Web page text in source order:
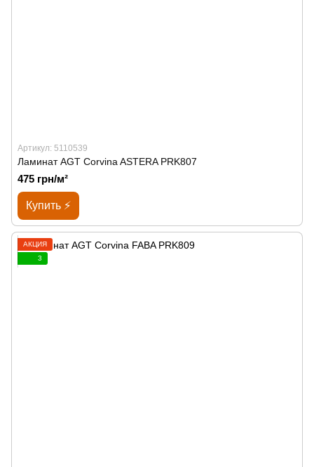
Артикул: 5110539
Ламинат AGT Corvina ASTERA PRK807
475 грн/м²
Купить ⚡
АКЦИЯ
3